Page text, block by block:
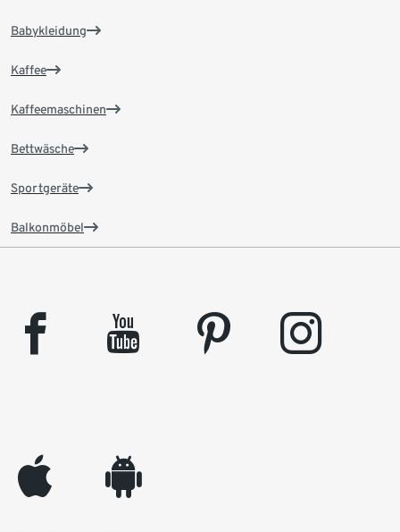
Babykleidung
Kaffee
Kaffeemaschinen
Bettwäsche
Sportgeräte
Balkonmöbel
facebook youtube pinterest instagram
appleinc android